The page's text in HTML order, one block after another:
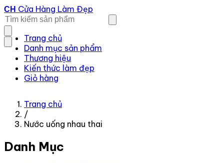
CH Cửa Hàng Làm Đẹp
Trang chủ
Danh mục sản phẩm
Thương hiệu
Kiến thức làm đẹp
Giỏ hàng
Trang chủ
/
Nước uống nhau thai
Danh Mục